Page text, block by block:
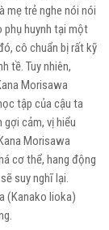
mẹ trẻ nghe nói nói
phụ huynh tại một
cô chuẩn bị rất kỹ
tề. Tuy nhiên,
Morisawa
tập của cậu ta
gợi cảm, vị hiểu
Morisawa
cơ thể, hang động
suy nghĩ lại.
(Kanako Iioka)